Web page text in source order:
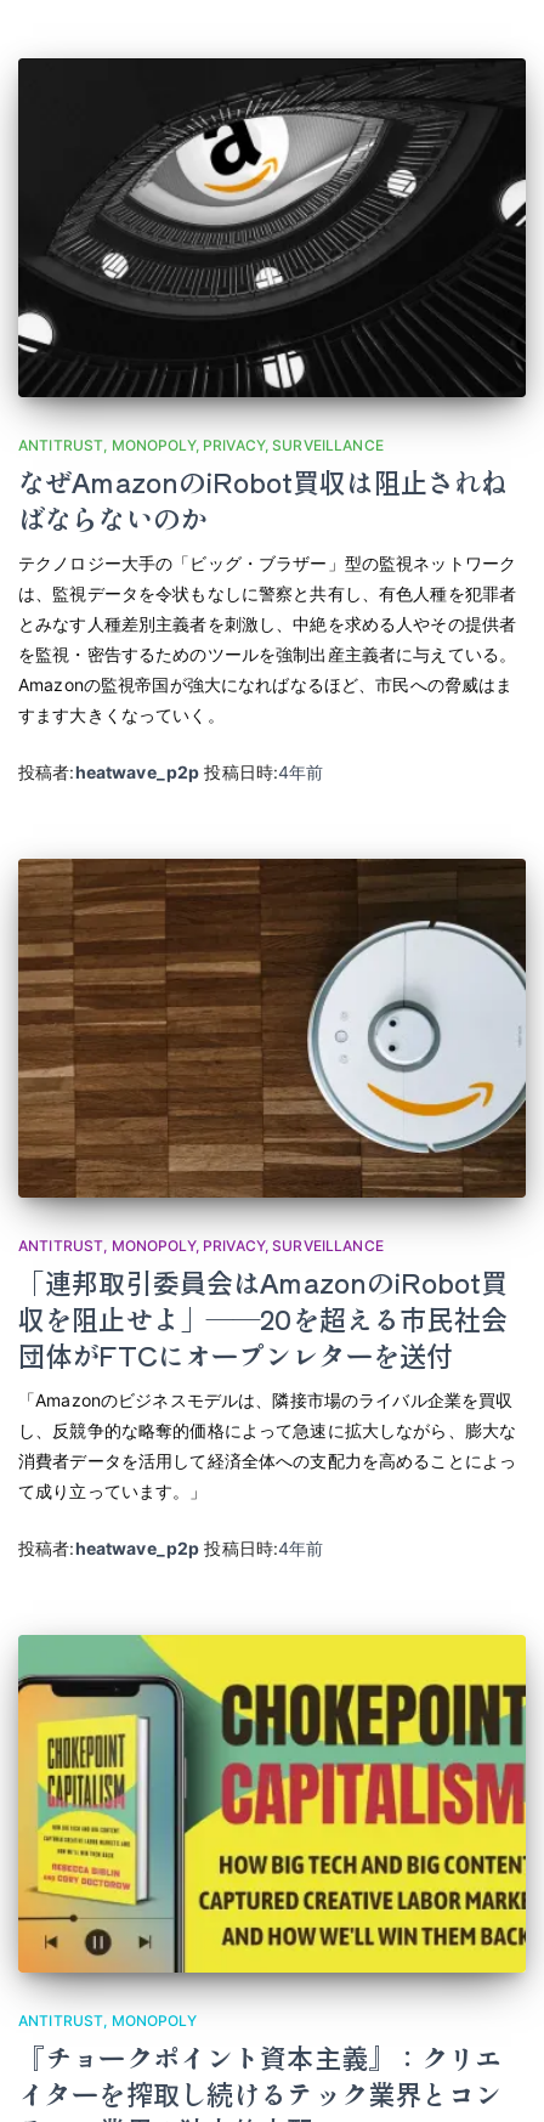
ANTITRUST MONOPOLY PRIVACY SURVEILLANCE
なぜAmazonのiRobot買収は阻止されね
ばならないのか
テクノロジー大手の「ビッグ・ブラザー」型の監視ネットワーク
は、監視データを令状もなしに警察と共有し、有色人種を犯罪者
とみなす人種差別主義者を刺激し、中絶を求める人やその提供者
を監視・密告するためのツールを強制出産主義者に与えている。
Amazonの監視帝国が強大になればなるほど、市民への脅威はま
すます大きくなっていく。
投稿者:heatwave_p2p 投稿日時:4年前
ANTITRUST MONOPOLY PRIVACY SURVEILLANCE
「連邦取引委員会はAmazonのiRobot買
収を阻止せよ」――20を超える市民社会
団体がFTCにオープンレターを送付
「Amazonのビジネスモデルは、隣接市場のライバル企業を買収
し、反競争的な略奪的価格によって急速に拡大しながら、膨大な
消費者データを活用して経済全体への支配力を高めることによっ
て成り立っています。」
投稿者:heatwave_p2p 投稿日時:4年前
ANTITRUST MONOPOLY
『チョークポイント資本主義』：クリエ
イターを搾取し続けるテック業界とコン